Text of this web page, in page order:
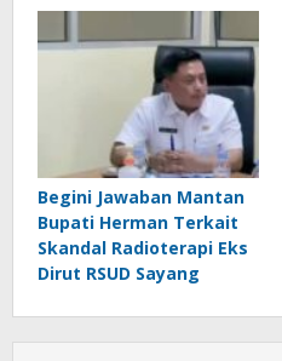
Begini Jawaban Mantan
Bupati Herman Terkait
Skandal Radioterapi Eks
Dirut RSUD Sayang